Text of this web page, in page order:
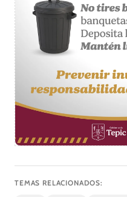
TEMAS RELACIONADOS: